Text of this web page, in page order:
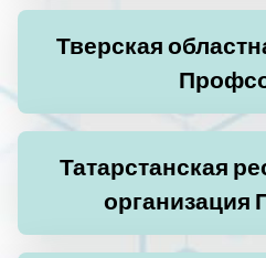
Тверская
Татарстанская
организация